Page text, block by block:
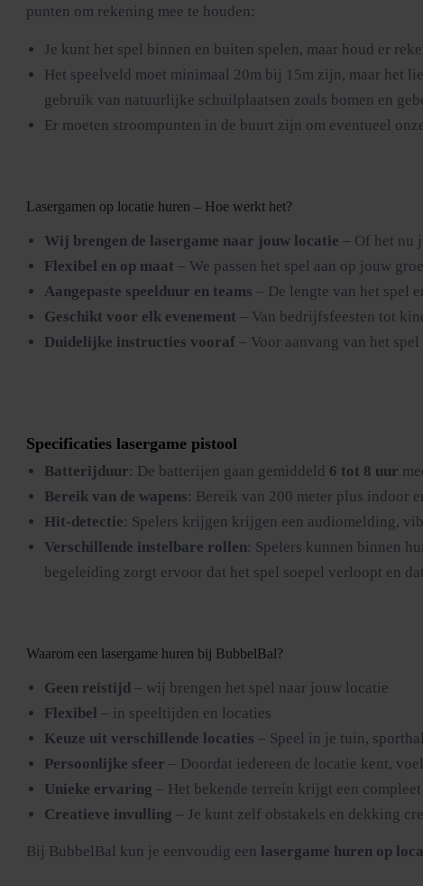
punten om rekening mee te houden:
Je kunt het spel binnen en buiten spelen, maar houd er
Het speelveld moet minimaal 20m bij 15m zijn, maar het
gebruik van natuurlijke schuilplaatsen zoals bomen en
Er moeten stroompunten in de buurt zijn om eventueel
Lasergamen op locatie huren – Hoe werkt het?
Wij brengen de lasergame naar jouw locatie – Of het nu
Flexibel en op maat – We passen het spel aan op jouw
Aangepaste speelduur en teams – De lengte van het spel
Geschikt voor elk evenement – Van bedrijfsfeesten tot
Duidelijke instructies vooraf– Voor aanvang van het
Specificaties lasergame pistool
Batterijduur: De batterijen gaan gemiddeld 6 tot 8 uur
Bereik van de wapens: Bereik van 200 meter plus indoor
Hit-detectie: Spelers krijgen krijgen een audiomelding,
Verschillende instelbare rollen: Spelers kunnen binnen
begeleiding zorgt ervoor dat het spel soepel verloopt en
Waarom een lasergame huren bij BubbelBal?
Geen reistijd – wij brengen het spel naar jouw locatie
Flexibel – in speeltijden en locaties
Keuze uit verschillende locaties – Speel in je tuin,
Persoonlijke sfeer – Doordat iedereen de locatie kent,
Unieke ervaring – Het bekende terrein krijgt een
Creatieve invulling – Je kunt zelf obstakels en dekking
Bij BubbelBal kun je eenvoudig een lasergame huren op